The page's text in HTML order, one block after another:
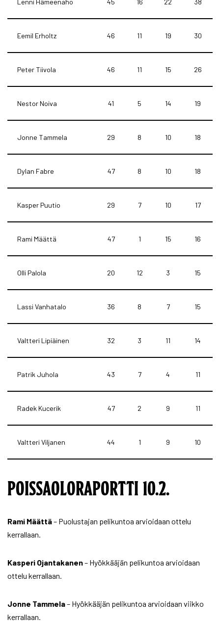
Lenni Hämeenaho 45 16 22 38
Eemil Erholtz 46 11 19 30
Peter Tiivola 46 11 15 26
Nestor Noiva 41 5 14 19
Jonne Tammela 29 8 10 18
Dylan Fabre 47 8 10 18
Kasper Puutio 29 7 10 17
Rami Määttä 47 1 15 16
Olli Palola 20 12 3 15
Lassi Vanhatalo 36 8 7 15
Valtteri Lipiäinen 32 3 11 14
Patrik Juhola 43 7 4 11
Radek Kucerik 47 2 9 11
Valtteri Viljanen 44 1 9 10
POISSAOLORAPORTTI 10.2.
Rami Määttä– Puolustajan pelikuntoa arvioidaan ottelu
kerrallaan.
Kasperi Ojantakanen– Hyökkääjän pelikuntoa arvioidaan
ottelu kerrallaan.
Jonne Tammela– Hyökkääjän pelikuntoa arvioidaan viikko
kerrallaan.